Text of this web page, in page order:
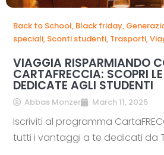
Back to School, Black friday,
speciali, Sconti studenti, Trasporti,
VIAGGIA RISPARMIANDO
CARTAFRECCIA: SCOPRI
DEDICATE AGLI STUDENTI
Abbas Monzer March 11, 2025
Iscriviti al programma
tutti i vantaggi a te dedicati da